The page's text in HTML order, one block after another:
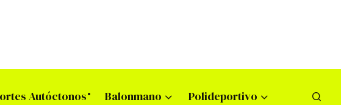
Autóctonos Balonmano Polideportivo